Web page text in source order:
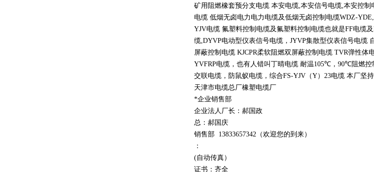
矿用阻燃橡套预分支电缆 本安电缆,本安信号电缆,本安控制
电缆 低烟无卤电力电力电缆及低烟无卤控制电缆WDZ-
YJV电缆 氟塑料控制电缆及氟塑料控制电缆也就是FF电缆及
缆,DYVP电动型仪表信号电缆， JYVP集散型仪表信号电缆
屏蔽控制电缆 KJCPR柔软阻燃双屏蔽控制电缆 TVR弹性体
YVFRP电缆，也有人错叫丁晴电缆 耐温105℃ ，90℃阻燃
交联电缆，防鼠蚁电缆，综合FS-YJV （Y） 23电缆 本厂坚持
天津市电缆总厂橡塑电缆厂
*企业销售部
企业法人厂长：郝国政
总：郝国庆
销售部 13833657342 （欢迎您的到来）
：
(自动传真）
证书：齐全